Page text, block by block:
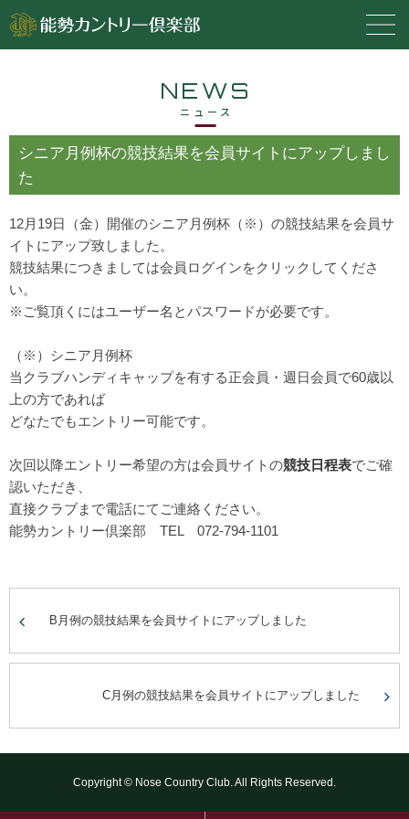
NEWS
ニュース
シニア月例杯の競技結果を会員サイトにアップしまし
た
12月19日（金）開催のシニア月例杯（※）の競技結果を会員サ
イトにアップ致しました。
競技結果につきましては会員ログインをクリックしてくださ
い。
※ご覧頂くにはユーザー名とパスワードが必要です。
（※）シニア月例杯
当クラブハンディキャップを有する正会員・週日会員で60歳以
上の方であれば
どなたでもエントリー可能です。
次回以降エントリー希望の方は会員サイトの競技日程表でご確
認いただき、
直接クラブまで電話にてご連絡ください。
能勢カントリー倶楽部 TEL 072-794-1101
B月例の競技結果を会員サイトにアップしました
C月例の競技結果を会員サイトにアップしました
Copyright © Nose Country Club. All Rights Reserved.